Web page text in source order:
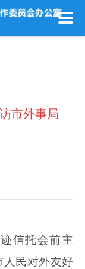
市外事局
信托会前主
人民对外友好